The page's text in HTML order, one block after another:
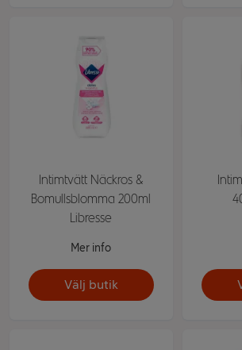
Intimtvätt Näckros &
Bomullsblomma 200ml
Libresse
Mer info
Välj butik